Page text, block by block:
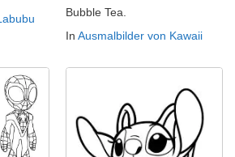
Bubble Tea.
In Ausmalbilder von Kawaii